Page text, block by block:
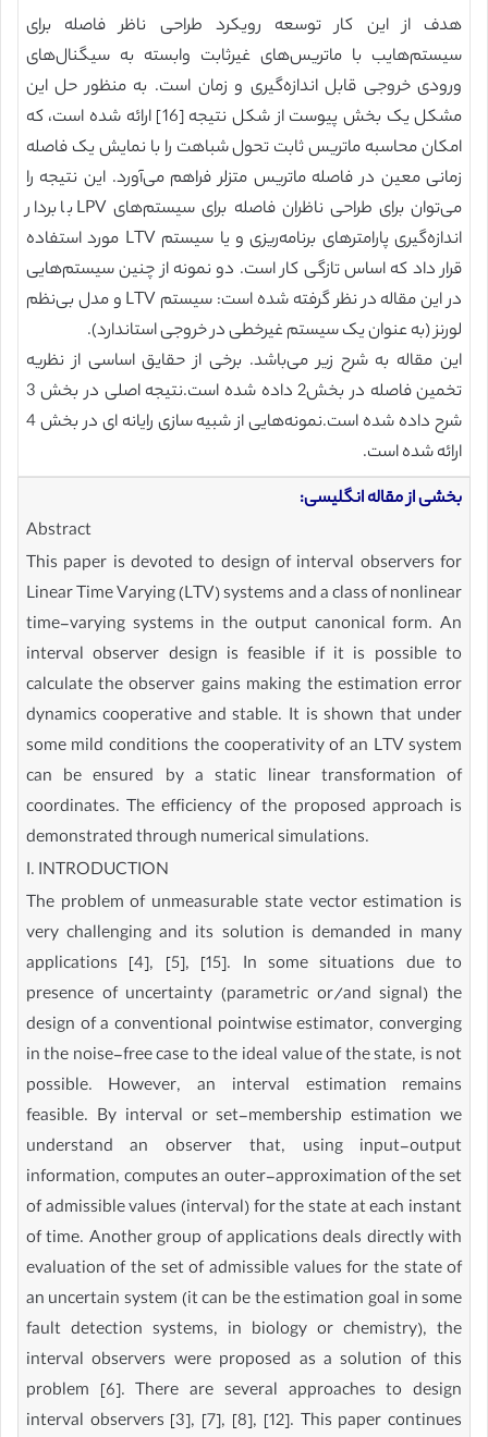
هدف از این کار توسعه رویکرد طراحی ناظر فاصله برای
سیستم‌هایب با ماتریس‌های غیرثابت وابسته به سیگنال‌های
ورودی خروجی قابل اندازه‌گیری و زمان است. به منظور حل این
مشکل یک بخش پیوست از شکل نتیجه [16] ارائه شده است، که
امکان محاسبه ماتریس ثابت تحول شباهت را با نمایش یک فاصله
زمانی معین در فاصله ماتریس متزلر فراهم می‌آورد. این نتیجه را
می‌توان برای طراحی ناظران فاصله برای سیستم‌های LPV با بردار
اندازه‌گیری پارامترهای برنامه‌ریزی و یا سیستم LTV مورد استفاده
قرار داد که اساس تازگی کار است. دو نمونه از چنین سیستم‌هایی
در این مقاله در نظر گرفته شده است: سیستم LTV و مدل بی‌نظم
لورنز (به عنوان یک سیستم غیرخطی در خروجی استاندارد).
این مقاله به شرح زیر می‌باشد. برخی از حقایق اساسی از نظریه
تخمین فاصله در بخش2 داده شده است.نتیجه اصلی در بخش 3
شرح داده شده است.نمونه‌هایی از شبیه سازی رایانه ای در بخش 4
ارائه شده است.
بخشی از مقاله انگلیسی:
Abstract
This paper is devoted to design of interval observers for
Linear Time Varying (LTV) systems and a class of nonlinear
time-varying systems in the output canonical form. An
interval observer design is feasible if it is possible to
calculate the observer gains making the estimation error
dynamics cooperative and stable. It is shown that under
some mild conditions the cooperativity of an LTV system
can be ensured by a static linear transformation of
coordinates. The efficiency of the proposed approach is
demonstrated through numerical simulations.
I. INTRODUCTION
The problem of unmeasurable state vector estimation is
very challenging and its solution is demanded in many
applications [4], [5], [15]. In some situations due to
presence of uncertainty (parametric or/and signal) the
design of a conventional pointwise estimator, converging
in the noise-free case to the ideal value of the state, is not
possible. However, an interval estimation remains
feasible. By interval or set-membership estimation we
understand an observer that, using input-output
information, computes an outer-approximation of the set
of admissible values (interval) for the state at each instant
of time. Another group of applications deals directly with
evaluation of the set of admissible values for the state of
an uncertain system (it can be the estimation goal in some
fault detection systems, in biology or chemistry), the
interval observers were proposed as a solution of this
problem [6]. There are several approaches to design
interval observers [3], [7], [8], [12]. This paper continues